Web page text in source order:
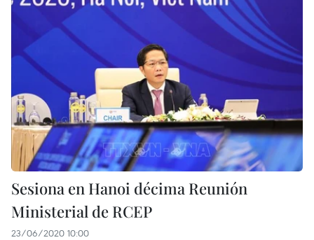
Sesiona en Hanoi décima Reunión
Ministerial de RCEP
23/06/2020 10:00